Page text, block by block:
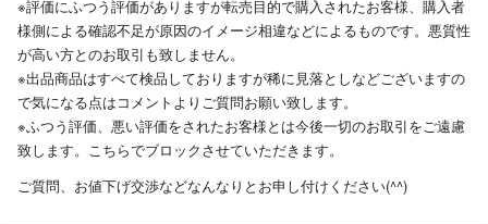
※評価にふつう評価がありますが転売目的で購入されたお客様、購入者
様側による確認不足が原因のイメージ相違などによるものです。悪質性
が高い方とのお取引も致しません。
※出品商品はすべて検品しておりますが稀に見落としなどございますの
で気になる点はコメントよりご質問お願い致します。
※ふつう評価、悪い評価をされたお客様とは今後一切のお取引をご遠慮
致します。こちらでブロックさせていただきます。
ご質問、お値下げ交渉などなんなりとお申し付けください(^^)